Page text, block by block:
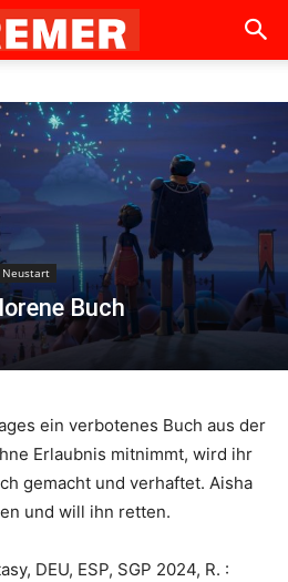
Neustart
Buch
ein verbotenes Buch aus der
Erlaubnis mitnimmt, wird ihr
gemacht und verhaftet. Aisha
und will ihn retten.
DEU, ESP, SGP 2024, R. :